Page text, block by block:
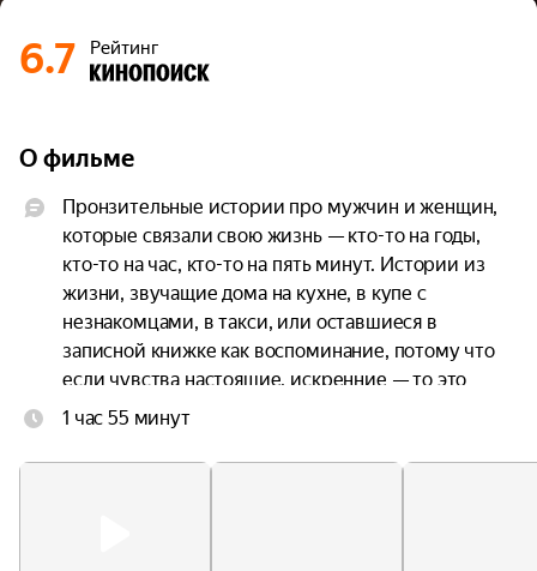
6.7 Рейтинг
О фильме
Пронзительные истории про мужчин и женщин,
которые связали свою жизнь — кто-то на годы,
кто-то на час, кто-то на пять минут. Истории из
жизни, звучащие дома на кухне, в купе с
незнакомцами, в такси, или оставшиеся в
записной книжке как воспоминание, потому что
если чувства настоящие, искренние — то это
навсегда. Моменты странных встреч и горьких
знакомое.
1 час 55 минут